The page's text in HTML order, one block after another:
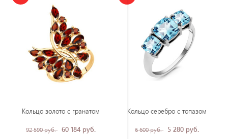
Кольцо золото с гранатом
92 590 руб. 60 184 руб.
Кольцо серебро с топазом
6 600 руб. 5 280 руб.